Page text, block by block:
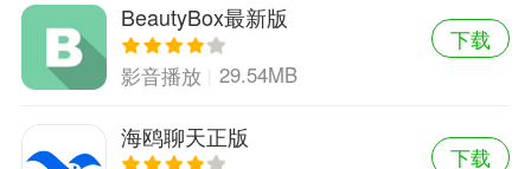
BeautyBox最新版
影音播放 29.54MB
下载
海鸥聊天正版
下载